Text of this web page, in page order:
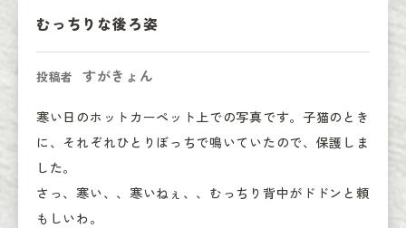
むっちりな後ろ姿
投稿者 すがきょん
寒い日のホットカーペット上での写真です。子猫のとき
に、それぞれひとりぼっちで鳴いていたので、保護しま
した。
さっ、寒い、、寒いねぇ、、むっちり背中がドドンと頼
もしいわ。